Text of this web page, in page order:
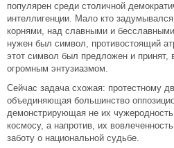
популярен среди столичной
интеллигенции. Мало кто
корнями, над славными и
нужен был символ, противостоящий
этот символ был предложен и
огромным энтузиазмом.
Сейчас задача схожая: протестному
объединяющая большинство
демонстрирующая не их
космосу, а напротив, их
заботу о национальной судьбе.